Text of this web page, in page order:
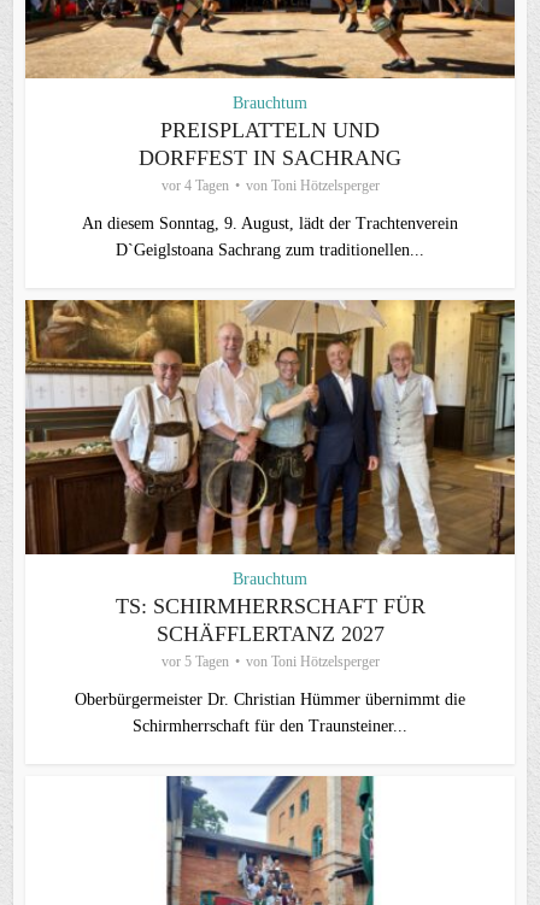
Brauchtum
PREISPLATTELN UND
DORFFEST IN SACHRANG
vor 4 Tagen von Toni Hötzelsperger
An diesem Sonntag, 9. August, lädt der Trachtenverein
D`Geiglstoana Sachrang zum traditionellen...
Brauchtum
TS: SCHIRMHERRSCHAFT FÜR
SCHÄFFLERTANZ 2027
vor 5 Tagen von Toni Hötzelsperger
Oberbürgermeister Dr. Christian Hümmer übernimmt die
Schirmherrschaft für den Traunsteiner...